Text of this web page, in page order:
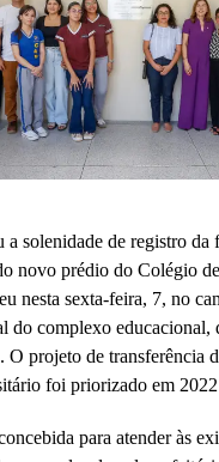
solenidade de registro da
novo prédio do Colégio
nesta sexta-feira, 7, no
do complexo educacional,
O projeto de transferência
foi priorizado em
para atender às